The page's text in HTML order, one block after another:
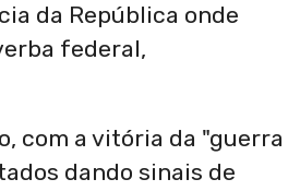
da República onde
federal,
com a vitória da "guerra
dando sinais de